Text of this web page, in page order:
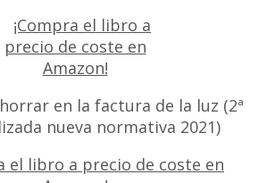
en la factura de la luz (2ª
nueva normativa 2021)